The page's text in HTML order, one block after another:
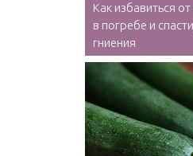
Как избавиться
в погребе и
гниения